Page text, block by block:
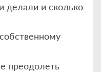
делали и сколько
преодолеть